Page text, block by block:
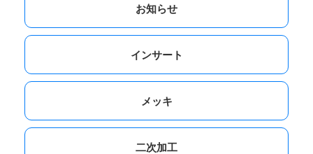
お知らせ
インサート
メッキ
二次加工